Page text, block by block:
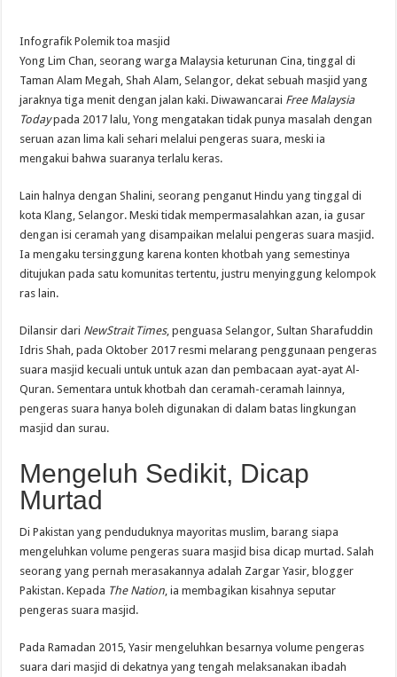
Infografik Polemik toa masjid
Yong Lim Chan, seorang warga Malaysia keturunan Cina, tinggal di
Taman Alam Megah, Shah Alam, Selangor, dekat sebuah masjid yang
jaraknya tiga menit dengan jalan kaki. Diwawancarai Free Malaysia
Todaypada 2017 lalu, Yong mengatakan tidak punya masalah dengan
seruan azan lima kali sehari melalui pengeras suara, meski ia
mengakui bahwa suaranya terlalu keras.
Lain halnya dengan Shalini, seorang penganut Hindu yang tinggal di
kota Klang, Selangor. Meski tidak mempermasalahkan azan, ia gusar
dengan isi ceramah yang disampaikan melalui pengeras suara masjid.
Ia mengaku tersinggung karena konten khotbah yang semestinya
ditujukan pada satu komunitas tertentu, justru menyinggung kelompok
ras lain.
Dilansir dari NewStrait Times, penguasa Selangor, Sultan Sharafuddin
Idris Shah, pada Oktober 2017 resmi melarang penggunaan pengeras
suara masjid kecuali untuk untuk azan dan pembacaan ayat-ayat Al-
Quran. Sementara untuk khotbah dan ceramah-ceramah lainnya,
pengeras suara hanya boleh digunakan di dalam batas lingkungan
masjid dan surau.
Mengeluh Sedikit, Dicap
Murtad
Di Pakistan yang penduduknya mayoritas muslim, barang siapa
mengeluhkan volume pengeras suara masjid bisa dicap murtad. Salah
seorang yang pernah merasakannya adalah Zargar Yasir, blogger
Pakistan. Kepada The Nation , ia membagikan kisahnya seputar
pengeras suara masjid.
Pada Ramadan 2015, Yasir mengeluhkan besarnya volume pengeras
suara dari masjid di dekatnya yang tengah melaksanakan ibadah